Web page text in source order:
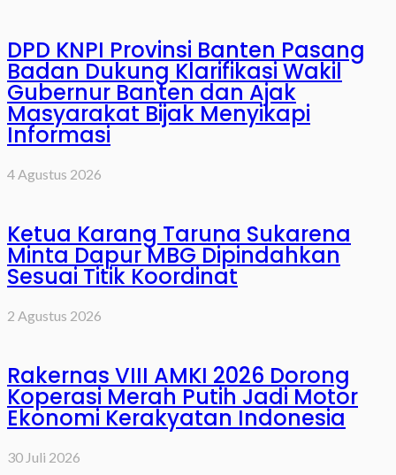
DPD KNPI Provinsi Banten Pasang
Badan Dukung Klarifikasi Wakil
Gubernur Banten dan Ajak
Masyarakat Bijak Menyikapi
Informasi
4 Agustus 2026
Ketua Karang Taruna Sukarena
Minta Dapur MBG Dipindahkan
Sesuai Titik Koordinat
2 Agustus 2026
Rakernas VIII AMKI 2026 Dorong
Koperasi Merah Putih Jadi Motor
Ekonomi Kerakyatan Indonesia
30 Juli 2026